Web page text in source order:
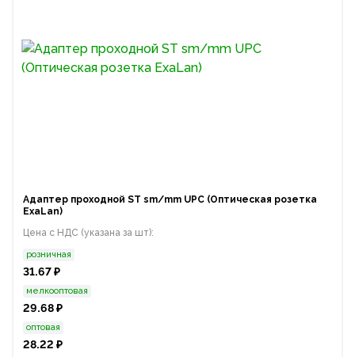
Адаптер проходной ST sm/mm UPC (Оптическая розетка
ExaLan)
Цена с НДС (указана за шт):
розничная
31.67 ₽
мелкооптовая
29.68 ₽
оптовая
28.22 ₽